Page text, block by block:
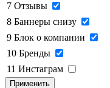
7 Отзывы
8 Баннеры снизу
9 Блок о компании
10 Бренды
11 Инстаграм
Применить